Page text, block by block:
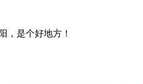
，是个好地方！